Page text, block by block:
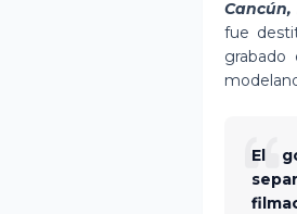
Cancún,
fue
El